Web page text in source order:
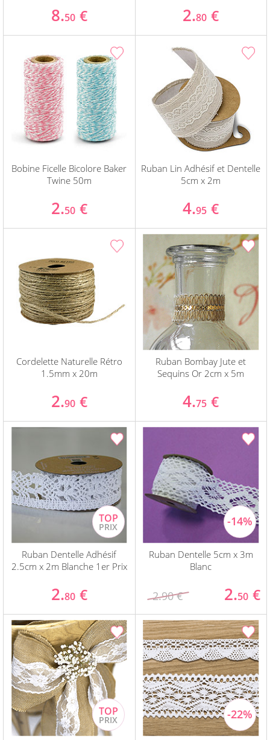
8.50 € 2.80 €
Bobine Ficelle Bicolore Baker
Twine 50m
2.50 €
Ruban Lin Adhésif et Dentelle
5cm x 2m
4.95 €
Cordelette Naturelle Rétro
1.5mm x 20m
2.90 €
Ruban Bombay Jute et
Sequins Or 2cm x 5m
4.75 €
Ruban Dentelle Adhésif
2.5cm x 2m Blanche 1er Prix
2.80 €
Ruban Dentelle 5cm x 3m
Blanc
2.90 € 2.50 €